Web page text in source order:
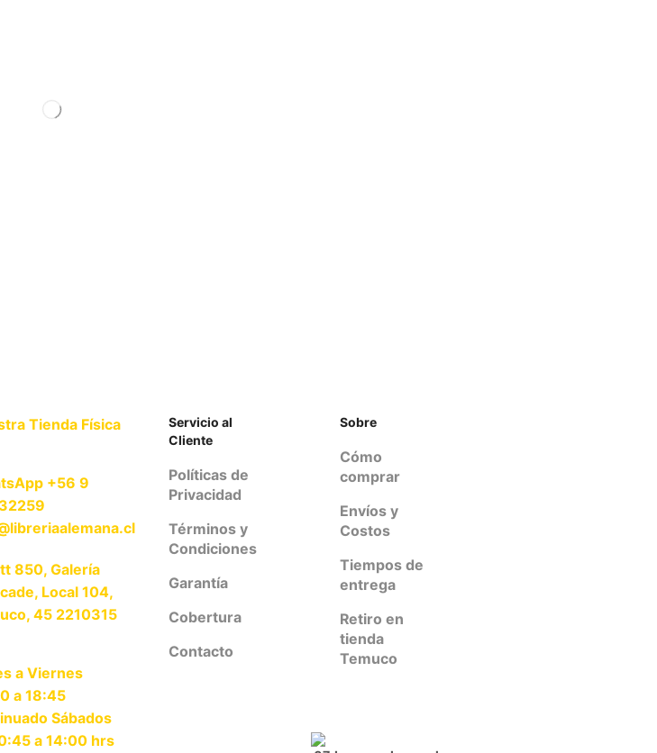
Tienda Física
+56 9
850, Galería
Local 104,
45 2210315
a Viernes
a 18:45
Sábados
a 14:00 hrs
Servicio al
Cliente
Políticas de
Privacidad
Términos y
Condiciones
Garantía
Cobertura
Contacto
Sobre
Cómo
comprar
Envíos y
Costos
Tiempos de
entrega
Retiro en
tienda
Temuco